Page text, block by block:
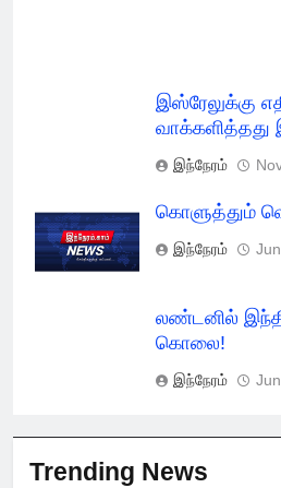
இஸ்ரேலுக்கு
வாக்களித்தது
இந்நேரம்
கொளுத்தும்
இந்நேரம்
லண்டனில்
கொலை!
இந்நேரம்
Trending News